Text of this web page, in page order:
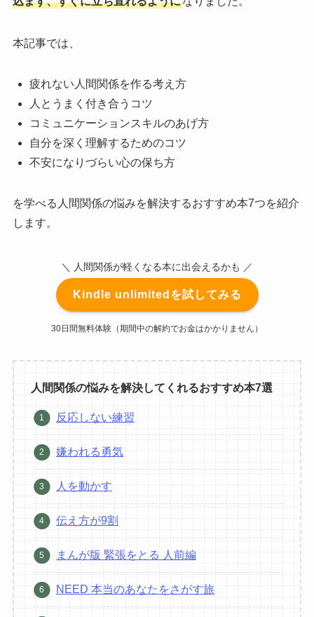
本記事では、
疲れない人間関係を作る考え方
人とうまく付き合うコツ
コミュニケーションスキルのあげ方
自分を深く理解するためのコツ
不安になりづらい心の保ち方
を学べる人間関係の悩みを解決するおすすめ本7つを紹介
します。
＼ 人間関係が軽くなる本に出会えるかも ／
Kindle unlimitedを試してみる
30日間無料体験（期間中の解約でお金はかかりません）
人間関係の悩みを解決してくれるおすすめ本7選
反応しない練習
嫌われる勇気
人を動かす
伝え方が9割
まんが版 緊張をとる 人前編
NEED 本当のあなたをさがす旅